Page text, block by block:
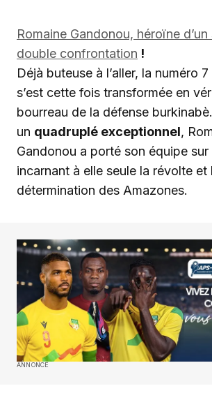
Romaine Gandonou, héroïne
double confrontation !
Déjà buteuse à l’aller, la numéro
s’est cette fois transformée en
bourreau de la défense
un quadruplé exceptionnel,
Gandonou a porté son équipe sur
incarnant à elle seule la révolte et
détermination des Amazones.
ANNONCE